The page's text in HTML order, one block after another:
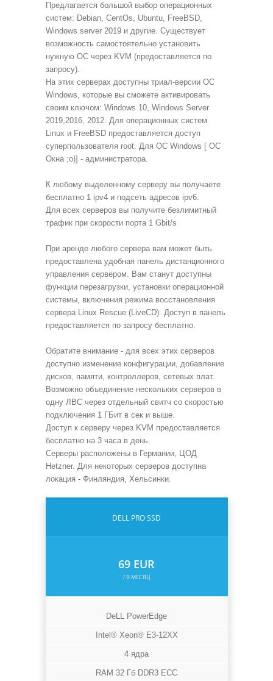
Предлагается большой выбор операционных
систем: Debian, CentOs, Ubuntu, FreeBSD,
Windows server 2019 и другие. Существует
возможность самостоятельно установить
нужную ОС через KVM (предоставляется по
запросу).
На этих серверах доступны триал-версии ОС
Windows, которые вы сможете активировать
своим ключом: Windows 10, Windows Server
2019,2016, 2012. Для операционных систем
Linux и FreeBSD предоставляется доступ
суперпользователя root. Для ОС Windows [ ОС
Окна ;o)] - администратора.
К любому выделенному серверу вы получаете
бесплатно 1 ipv4 и подсеть адресов ipv6.
Для всех серверов вы получите безлимитный
трафик при скорости порта 1 Gbit/s
При аренде любого сервера вам может быть
предоставлена удобная панель дистанционного
управления сервером. Вам станут доступны
функции перезагрузки, установки операционной
системы, включения режима восстановления
сервера Linux Rescue (LiveCD). Доступ в панель
предоставляется по запросу бесплатно.
Обратите внимание - для всех этих серверов
доступно изменение конфигурации, добавление
дисков, памяти, контроллеров, сетевых плат.
Возможно объединение нескольких серверов в
одну ЛВС через отдельный свитч со скоростью
подключения 1 ГБит в сек и выше.
Доступ к серверу через KVM предоставляется
бесплатно на 3 часа в день.
Серверы расположены в Германии, ЦОД
Hetzner. Для некоторых серверов доступна
локация - Финляндия, Хельсинки.
DELL PRO SSD
69 EUR
/ В МЕСЯЦ
DeLL PowerEdge
Intel® Xeon® E3-12XX
4 ядра
RAM 32 Гб DDR3 ECC